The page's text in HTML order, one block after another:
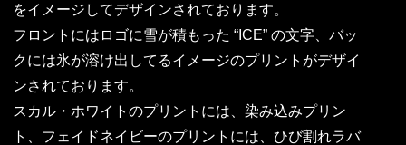
をイメージしてデザインされております。
フロントにはロゴに雪が積もった “ICE” の文字、バッ
クには氷が溶け出してるイメージのプリントがデザイ
ンされております。
スカル・ホワイトのプリントには、染み込みプリン
ト、フェイドネイビーのプリントには、ひび割れラバ